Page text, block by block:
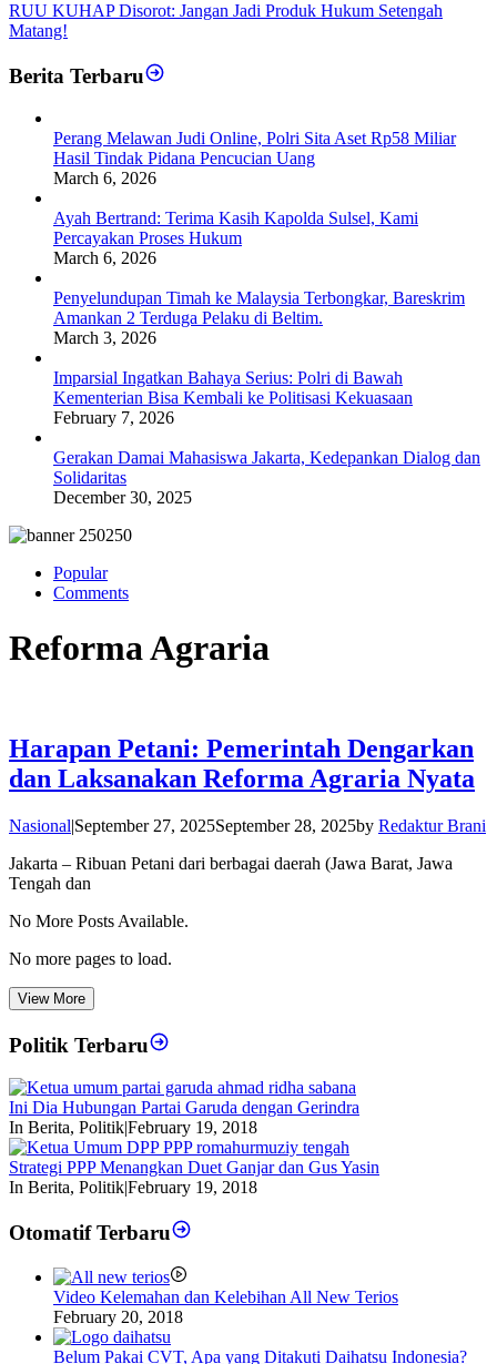
RUU KUHAP Disorot: Jangan Jadi Produk Hukum Setengah
Matang!
Berita Terbaru
Perang Melawan Judi Online, Polri Sita Aset Rp58 Miliar
Hasil Tindak Pidana Pencucian Uang
March 6, 2026
Ayah Bertrand: Terima Kasih Kapolda Sulsel, Kami
Percayakan Proses Hukum
March 6, 2026
Penyelundupan Timah ke Malaysia Terbongkar, Bareskrim
Amankan 2 Terduga Pelaku di Beltim.
March 3, 2026
Imparsial Ingatkan Bahaya Serius: Polri di Bawah
Kementerian Bisa Kembali ke Politisasi Kekuasaan
February 7, 2026
Gerakan Damai Mahasiswa Jakarta, Kedepankan Dialog dan
Solidaritas
December 30, 2025
Popular
Comments
Reforma Agraria
Harapan Petani: Pemerintah Dengarkan
dan Laksanakan Reforma Agraria Nyata
Nasional|September 27, 2025September 28, 2025by Redaktur Brani
Jakarta – Ribuan Petani dari berbagai daerah (Jawa Barat, Jawa
Tengah dan
No More Posts Available.
No more pages to load.
View More
Politik Terbaru
Ini Dia Hubungan Partai Garuda dengan Gerindra
In Berita, Politik|February 19, 2018
Strategi PPP Menangkan Duet Ganjar dan Gus Yasin
In Berita, Politik|February 19, 2018
Otomatif Terbaru
Video Kelemahan dan Kelebihan All New Terios
February 20, 2018
Belum Pakai CVT, Apa yang Ditakuti Daihatsu Indonesia?